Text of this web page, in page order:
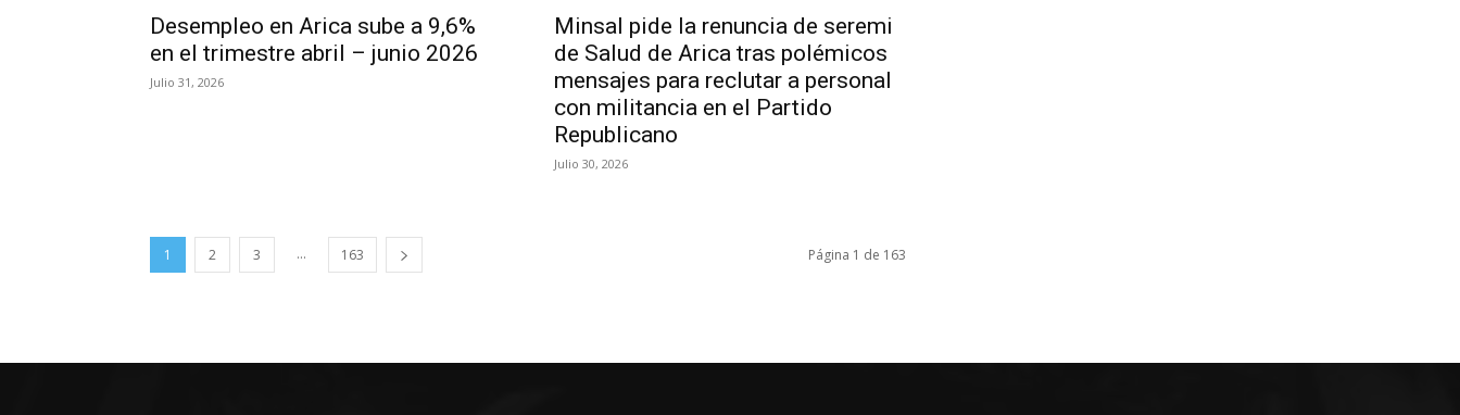
Desempleo en Arica sube a 9,6%
en el trimestre abril – junio 2026
Julio 31, 2026
Minsal pide la renuncia de seremi
de Salud de Arica tras polémicos
mensajes para reclutar a personal
con militancia en el Partido
Republicano
Julio 30, 2026
1 2 3 ... 163 Página 1 de 163